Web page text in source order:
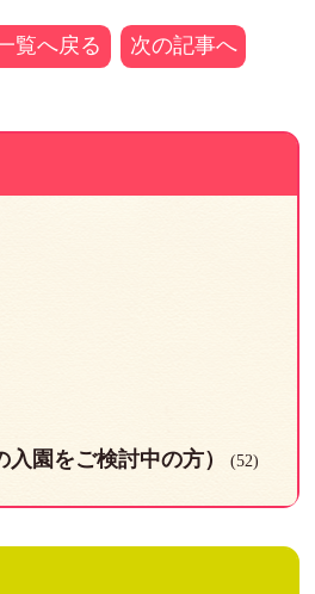
覧へ戻る 次の記事へ
園をご検討中の方） (52)